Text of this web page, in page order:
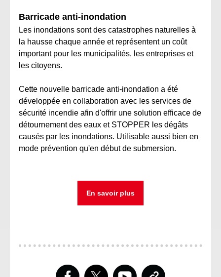
Barricade anti-inondation
Les inondations sont des catastrophes naturelles à
la hausse chaque année et représentent un coût
important pour les municipalités, les entreprises et
les citoyens.
Cette nouvelle barricade anti-inondation a été
développée en collaboration avec les services de
sécurité incendie afin d'offrir une solution efficace de
détournement des eaux et STOPPER les dégâts
causés par les inondations. Utilisable aussi bien en
mode prévention qu'en début de submersion.
En savoir plus